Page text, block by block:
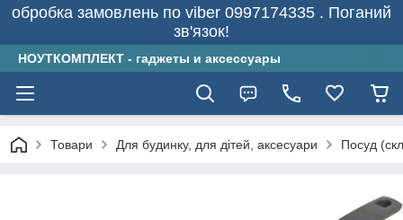
обробка замовлень по viber 0997174335 . Поганий
зв'язок!
НОУТКОМПЛЕКТ - гаджеты и аксессуары
Товари Для будинку, для дітей, аксесуари Посуд